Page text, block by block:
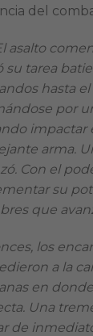
del
asalto
su tarea
hasta
por
impactar
arma.
Con el
su
que
los
a la
en
Una
de